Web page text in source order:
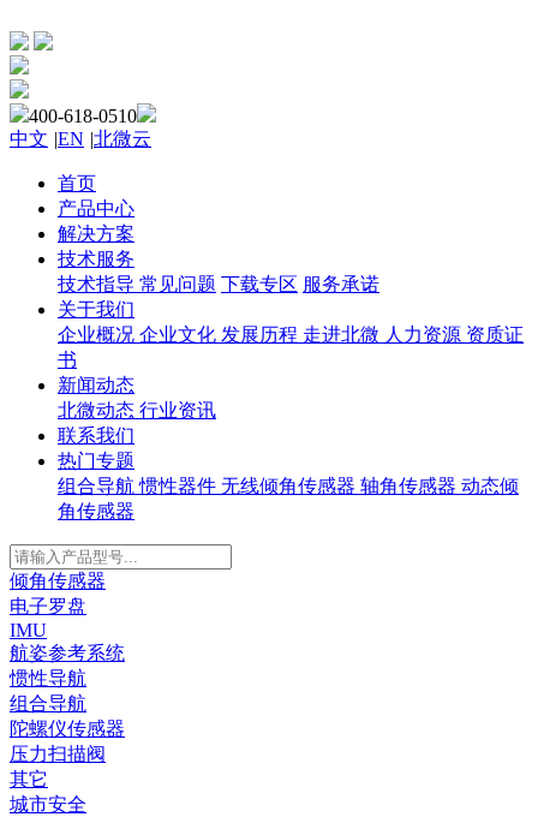
400-618-0510
中文 |EN |北微云
首页
产品中心
解决方案
技术服务
技术指导 常见问题 下载专区 服务承诺
关于我们
企业概况 企业文化 发展历程 走进北微 人力资源 资质证
书
新闻动态
北微动态 行业资讯
联系我们
热门专题
组合导航 惯性器件 无线倾角传感器 轴角传感器 动态倾
角传感器
倾角传感器
电子罗盘
IMU
航姿参考系统
惯性导航
组合导航
陀螺仪传感器
压力扫描阀
其它
城市安全